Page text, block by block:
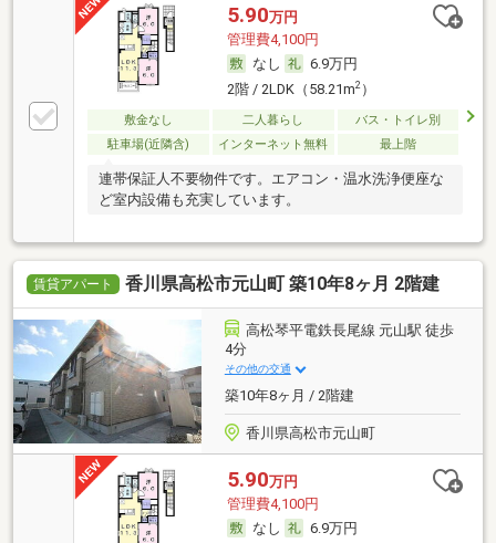
5.90万円
管理費4,100円
なし
6.9万円
2階 / 2LDK（58.21m2）
敷金なし 二人暮らし
バス・トイレ別
駐車場(近隣含)
インターネット無料 最上階
連帯保証人不要物件です。エアコン・温水洗浄便座な
ど室内設備も充実しています。
賃貸アパート 香川県高松市元山町 築10年8ヶ月 2階建
高松琴平電鉄長尾線 元山駅 徒歩
4分
その他の交通
築10年8ヶ月 / 2階建
香川県高松市元山町
5.90万円
管理費4,100円
なし
6.9万円